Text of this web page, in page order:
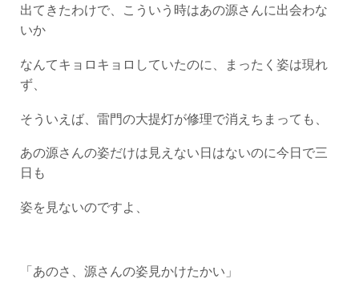
出てきたわけで、こういう時はあの源さんに出会わな
いか
なんてキョロキョロしていたのに、まったく姿は現れ
ず、
そういえば、雷門の大提灯が修理で消えちまっても、
あの源さんの姿だけは見えない日はないのに今日で三
日も
姿を見ないのですよ、
「あのさ、源さんの姿見かけたかい」